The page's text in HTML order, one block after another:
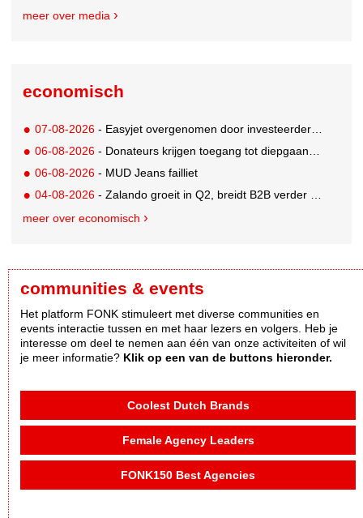
meer over media
economisch
07-08-2026 - Easyjet overgenomen door investeerder Apollo
06-08-2026 - Donateurs krijgen toegang tot diepgaandere informatie over goede doelen
06-08-2026 - MUD Jeans failliet
04-08-2026 - Zalando groeit in Q2, breidt B2B verder uit en innoveert met AI
meer over economisch
communities & events
Het platform FONK stimuleert met diverse communities en
events interactie tussen en met haar lezers en volgers. Heb je
interesse om deel te nemen aan één van onze activiteiten of wil
je meer informatie? Klik op een van de buttons hieronder.
Coolest Dutch Brands
Female Agency Leaders
FONK150 Best Agencies